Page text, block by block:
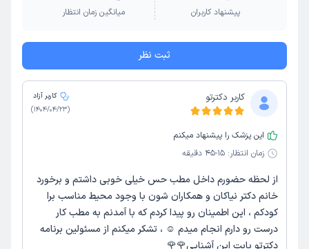
پیشنهاد کاربران
میانگین زمان انتظار
ثبت نظر
کاربر دکترتو
کاربر آزاد
(
1404/04/23
)
این پزشک را پیشنهاد میکنم
زمان انتظار: 15-45 دقیقه
از لحظه حضورم داخل مطب حس خیلی خوبی داشتم و برخورد
خانم دکتر نیاکان و همکاران شون با وجود محیط مناسب برا
کودکم ، این اطمینان رو پیدا کردم که با آمدنم به مطب کار
درست رو دارم انجام میدم ☺️ ، تشکر میکنم از مسئولین برنامه
دکترتو بابت این آشنایی🌹🌹